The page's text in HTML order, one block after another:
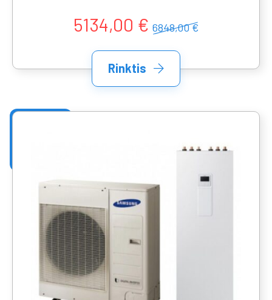
5134,00 € 6848,00 €
Rinktis